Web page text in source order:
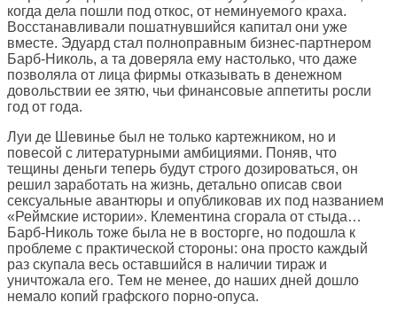
когда дела пошли под откос, от неминуемого краха.
Восстанавливали пошатнувшийся капитал они уже
вместе. Эдуард стал полноправным бизнес-партнером
Барб-Николь, а та доверяла ему настолько, что даже
позволяла от лица фирмы отказывать в денежном
довольствии ее зятю, чьи финансовые аппетиты росли
год от года.
Луи де Шевинье был не только картежником, но и
повесой с литературными амбициями. Поняв, что
тещины деньги теперь будут строго дозироваться, он
решил заработать на жизнь, детально описав свои
сексуальные авантюры и опубликовав их под названием
«Реймские истории». Клементина сгорала от стыда…
Барб-Николь тоже была не в восторге, но подошла к
проблеме с практической стороны: она просто каждый
раз скупала весь оставшийся в наличии тираж и
уничтожала его. Тем не менее, до наших дней дошло
немало копий графского порно-опуса.